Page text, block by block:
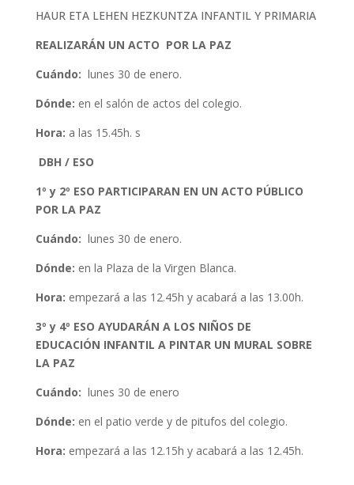
HAUR ETA LEHEN HEZKUNTZA INFANTIL Y PRIMARIA
REALIZARÁN UN ACTO POR LA PAZ
Cuándo: lunes 30 de enero.
Dónde: en el salón de actos del colegio.
Hora: a las 15.45h. s
DBH / ESO
1º y 2º ESO PARTICIPARAN EN UN ACTO PÚBLICO
POR LA PAZ
Cuándo: lunes 30 de enero.
Dónde: en la Plaza de la Virgen Blanca.
Hora: empezará a las 12.45h y acabará a las 13.00h.
3º y 4º ESO AYUDARÁN A LOS NIÑOS DE
EDUCACIÓN INFANTIL A PINTAR UN MURAL SOBRE
LA PAZ
Cuándo: lunes 30 de enero
Dónde: en el patio verde y de pitufos del colegio.
Hora: empezará a las 12.15h y acabará a las 12.45h.